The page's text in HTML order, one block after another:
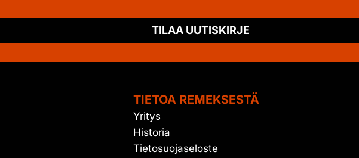
TILAA UUTISKIRJE
TIETOA REMEKSESTÄ
Yritys
Historia
Tietosuojaseloste